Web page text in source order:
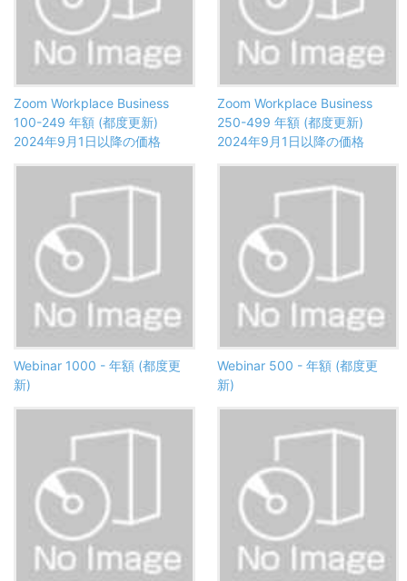
Zoom Workplace Business
100-249 年額 (都度更新)
2024年9月1日以降の価格
Zoom Workplace Business
250-499 年額 (都度更新)
2024年9月1日以降の価格
Webinar 1000 - 年額 (都度更
新)
Webinar 500 - 年額 (都度更
新)